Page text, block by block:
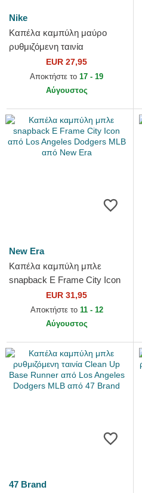
Nike
Καπέλα καμπύλη μαύρο
ρυθμιζόμενη ταινία
Primetime Club Structured
UV Poly Ripstop από Los
Angeles...
EUR 27,95
Αποκτήστε το 17 - 19
Αύγουστος
New Era
Καπέλα καμπύλη μπλε
snapback E Frame City Icon
από Los Angeles Dodgers
MLB από New Era
EUR 31,95
Αποκτήστε το 11 - 12
Αύγουστος
47 Brand